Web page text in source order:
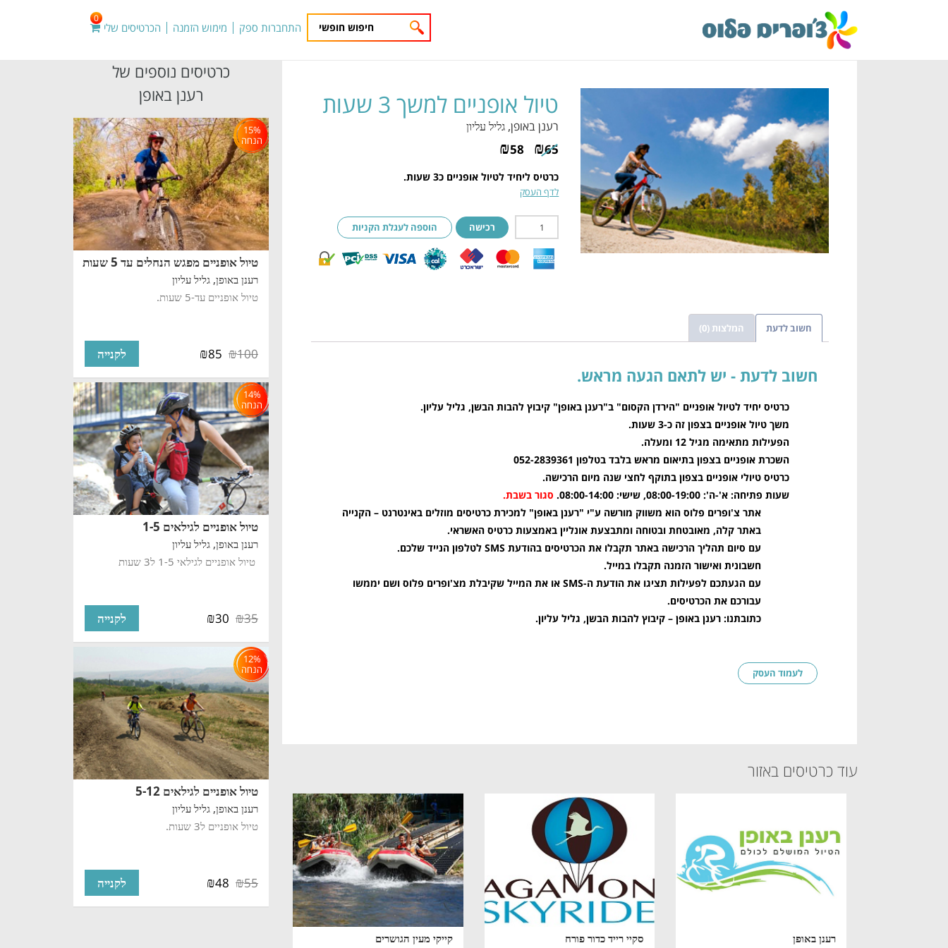
התחברות ספק מימוש הזמנה הכרטיסים שלי
0
טיול אופניים למשך 3 שעות
רענן באופן, גליל עליון
₪65
₪58
כרטיס ליחיד לטיול אופניים כ3 שעות.
לדף העסק
רכישה הוספה לעגלת הקניות
חשוב לדעת המלצות (0)
חשוב לדעת
כרטיס יחיד לטיול אופניים "הירדן הקסום" ב"רענן באופן" קיבוץ להבות הבשן, גליל עליון.
משך טיול אופניים בצפון זה כ-3 שעות.
הפעילות מתאימה מגיל 12 ומעלה.
השכרת אופניים בצפון בתיאום מראש בלבד בטלפון 052-2839361
כרטיס טיולי אופניים בצפון בתוקף לחצי שנה מיום הרכישה.
שעות פתיחה: א'-ה': 08:00-19:00, שישי: 08:00-14:00.
סגור בשבת.
אתר צ'ופרים פלוס הוא משווק מורשה ע"י "רענן באופן" למכירת כרטיסים מוזלים באינטרנט – הקנייה
באתר קלה, מאובטחת ובטוחה ומתבצעת אונליין באמצעות כרטיס האשראי.
עם סיום תהליך הרכישה באתר תקבלו את הכרטיסים בהודעת SMS לטלפון הנייד שלכם.
חשבונית ואישור הזמנה תקבלו במייל.
עם הגעתכם לפעילות תציגו את הודעת ה-SMS או את המייל שקיבלת מצ'ופרים פלוס ושם יממשו
עבורכם את הכרטיסים.
כתובתנו: רענן באופן – קיבוץ להבות הבשן, גליל עליון.
לעמוד העסק
עוד כרטיסים באזור
רענן באופן סקיי רייד כדור פורח קייקי מעין הגושרים
כרטיסים נוספים של
רענן באופן
15%
הנחה
טיול אופניים מפגש הנחלים עד 5 שעות
רענן באופן, גליל עליון
טיול אופניים עד-5 שעות.
₪100
₪85 לקנייה
14%
הנחה
טיול אופניים לגילאים 1-5
רענן באופן, גליל עליון
טיול אופניים לגילאי 1-5 ל3 שעות
₪35
₪30 לקנייה
12%
הנחה
טיול אופניים לגילאים 5-12
רענן באופן, גליל עליון
טיול אופניים ל3 שעות.
₪55
₪48 לקנייה